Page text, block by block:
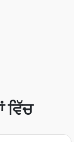
ਵਿੱਚ